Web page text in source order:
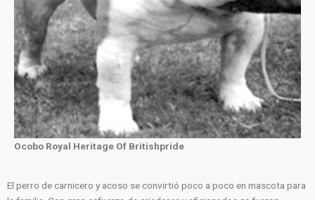
Ocobo Royal Heritage Of Britishpride
El perro de carnicero y acoso se convirtió poco a poco en mascota para